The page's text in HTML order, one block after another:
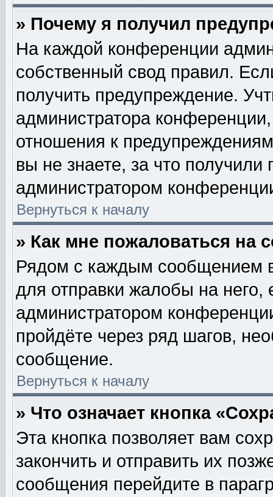
» Почему я получил
На каждой конференции
собственный свод правил.
получить предупреждение.
администратора
отношения к
вы не знаете, за что
администратором
Вернуться к началу
» Как мне пожаловаться на
Рядом с каждым сообщением
для отправки жалобы на него,
администратором
пройдёте через ряд шагов,
сообщение.
Вернуться к началу
» Что означает кнопка
Эта кнопка позволяет вам
закончить и отправить их
сообщения перейдите в